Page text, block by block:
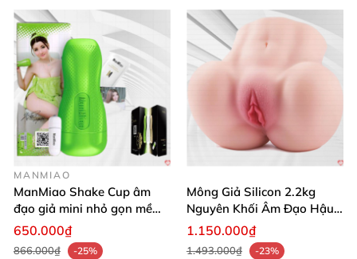
MANMIAO
ManMiao Shake Cup âm
đạo giả mini nhỏ gọn mềm
mịn
650.000₫
866.000₫
-25%
Mông Giả Silicon 2.2kg
Nguyên Khối Âm Đạo Hậu
Môn Siêu Thật
1.150.000₫
1.493.000₫
-23%